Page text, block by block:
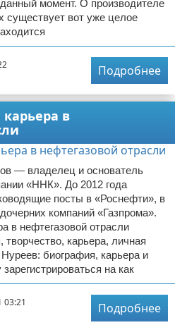
момент. О производителе
существует вот уже целое
Подробнее
в
— владелец и основатель
«ННК»‎. До 2012 года
посты в «Роснефти», в
компаний «Газпрома»‎.
в нефтегазовой отрасли
карьера, личная
биография, карьера и
на как
03:21
Подробнее